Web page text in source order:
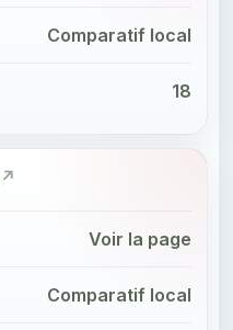
Comparatif local
18
Voir la page
Comparatif local